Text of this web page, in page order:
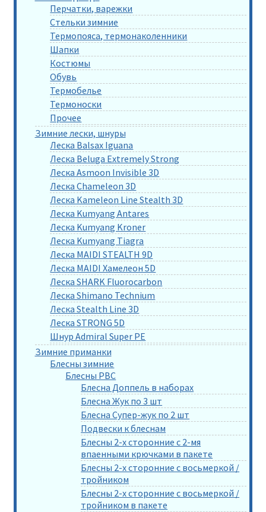
Перчатки, варежки
Стельки зимние
Термопояса, термонаколенники
Шапки
Костюмы
Обувь
Термобелье
Термоноски
Прочее
Зимние лески, шнуры
Леска Balsax Iguana
Леска Beluga Extremely Strong
Леска Asmoon Invisible 3D
Леска Chameleon 3D
Леска Kameleon Line Stealth 3D
Леска Kumyang Antares
Леска Kumyang Kroner
Леска Kumyang Tiagra
Леска MAIDI STEALTH 9D
Леска MAIDI Хамелеон 5D
Леска SHARK Fluorocarbon
Леска Shimano Technium
Леска Stealth Line 3D
Леска STRONG 5D
Шнур Admiral Super PE
Зимние приманки
Блесны зимние
Блесны РВС
Блесна Доппель в наборах
Блесна Жук по 3 шт
Блесна Супер-жук по 2 шт
Подвески к блеснам
Блесны 2-х сторонние с 2-мя
впаенными крючками в пакете
Блесны 2-х сторонние с восьмеркой /
тройником
Блесны 2-х сторонние с восьмеркой /
тройником в пакете